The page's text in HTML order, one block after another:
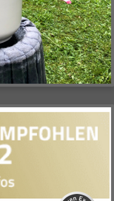
Köhler I Trauerredner